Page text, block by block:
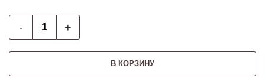
- +
В КОРЗИНУ